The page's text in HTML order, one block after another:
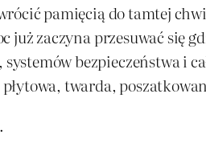
pamięcią do tamtej
już zaczyna przesuwać się
bezpieczeństwa i
płytowa, twarda,